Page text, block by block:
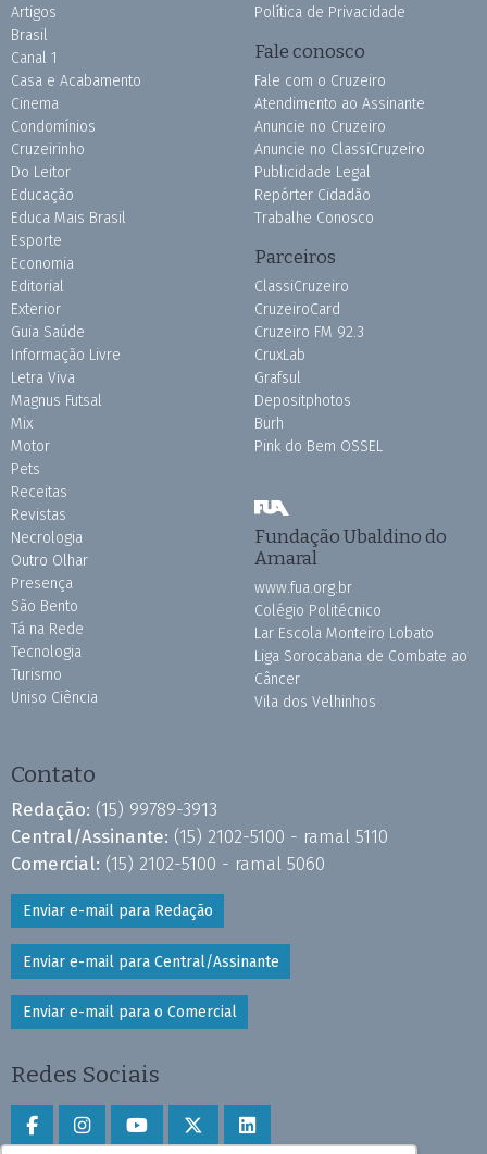
Artigos
Brasil
Canal 1
Casa e Acabamento
Cinema
Condomínios
Cruzeirinho
Do Leitor
Educação
Educa Mais Brasil
Esporte
Economia
Editorial
Exterior
Guia Saúde
Informação Livre
Letra Viva
Magnus Futsal
Mix
Motor
Pets
Receitas
Revistas
Necrologia
Outro Olhar
Presença
São Bento
Tá na Rede
Tecnologia
Turismo
Uniso Ciência
Política de Privacidade
Fale conosco
Fale com o Cruzeiro
Atendimento ao Assinante
Anuncie no Cruzeiro
Anuncie no ClassiCruzeiro
Publicidade Legal
Repórter Cidadão
Trabalhe Conosco
Parceiros
ClassiCruzeiro
CruzeiroCard
Cruzeiro FM 92.3
CruxLab
Grafsul
Depositphotos
Burh
Pink do Bem OSSEL
Fundação Ubaldino do
Amaral
www.fua.org.br
Colégio Politécnico
Lar Escola Monteiro Lobato
Liga Sorocabana de Combate ao
Câncer
Vila dos Velhinhos
Contato
Redação: (15) 99789-3913
Central/Assinante: (15) 2102-5100 - ramal 5110
Comercial: (15) 2102-5100 - ramal 5060
Enviar e-mail para Redação
Enviar e-mail para Central/Assinante
Enviar e-mail para o Comercial
Redes Sociais